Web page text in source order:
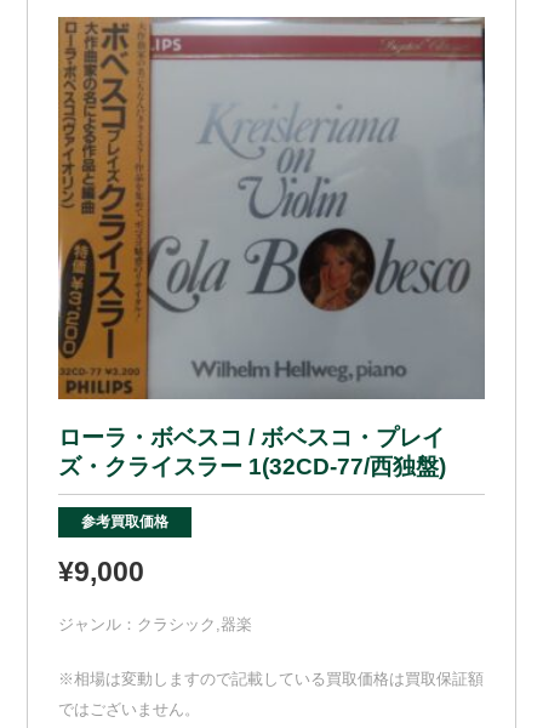
ローラ・ボベスコ / ボベスコ・プレイ
ズ・クライスラー 1(32CD-77/西独盤)
参考買取価格
¥9,000
ジャンル： クラシック ,器楽
※相場は変動しますので記載している買取価格は買取保証額
ではございません。